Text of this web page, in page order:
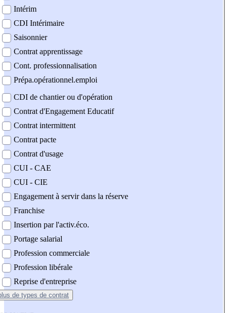
Intérim
CDI Intérimaire
Saisonnier
Contrat apprentissage
Cont. professionnalisation
Prépa.opérationnel.emploi
CDI de chantier ou d'opération
Contrat d'Engagement Educatif
Contrat intermittent
Contrat pacte
Contrat d'usage
CUI - CAE
CUI - CIE
Engagement à servir dans la réserve
Franchise
Insertion par l'activ.éco.
Portage salarial
Profession commerciale
Profession libérale
Reprise d'entreprise
de types de contrat